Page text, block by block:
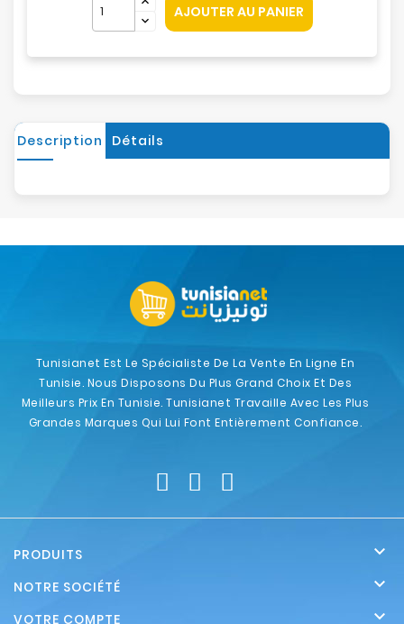
AJOUTER AU PANIER
Description Détails
Tunisianet Est Le Spécialiste De La Vente En Ligne En
Tunisie. Nous Disposons Du Plus Grand Choix Et Des
Meilleurs Prix En Tunisie. Tunisianet Travaille Avec Les Plus
Grandes Marques Qui Lui Font Entièrement Confiance.
PRODUITS 
NOTRE SOCIÉTÉ 
VOTRE COMPTE 